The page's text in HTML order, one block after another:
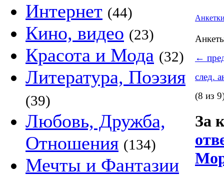
Интернет (44)
Кино, видео (23)
Красота и Мода (32)
Литература, Поэзия
(39)
Любовь, Дружба,
Отношения (134)
Мечты и Фантазии
←
след.
(8 из
За